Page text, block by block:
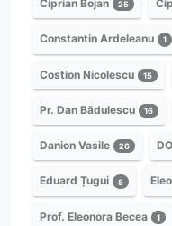
Ciprian Bojan 25
Constantin Ardeleanu 1
Costion Nicolescu 15
Pr. Dan Bădulescu 16
Danion Vasile 26
Eduard Țugui 8
Prof. Eleonora Becea 1